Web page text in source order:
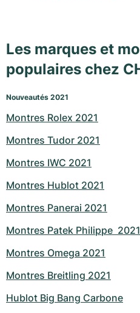
Les marques et
populaires chez
Nouveautés 2021
Montres Rolex 2021
Montres Tudor 2021
Montres IWC 2021
Montres Hublot 2021
Montres Panerai 2021
Montres Patek Philippe  2021
Montres Omega 2021
Montres Breitling 2021
Hublot Big Bang Carbone